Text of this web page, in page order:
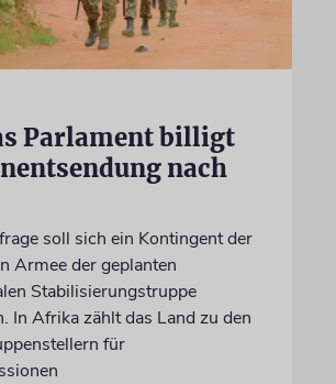
Parlament billigt
nach
soll sich ein Kontingent der
Armee der geplanten
Stabilisierungstruppe
In Afrika zählt das Land zu den
für